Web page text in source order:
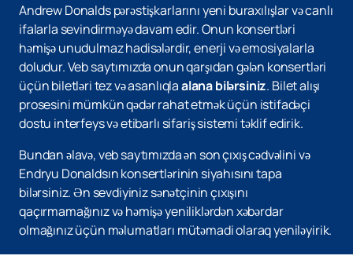
Andrew Donalds pərəstişkarlarını yeni buraxılışlar və canlı
ifalarla sevindirməyə davam edir. Onun konsertləri
həmişə unudulmaz hadisələrdir, enerji və emosiyalarla
doludur. Veb saytımızda onun qarşıdan gələn konsertləri
üçün biletləri tez və asanlıqlaalana bilərsiniz. Bilet alışı
prosesini mümkün qədər rahat etmək üçün istifadəçi
dostu interfeys və etibarlı sifariş sistemi təklif edirik.
Bundan əlavə, veb saytımızda ən son çıxış cədvəlini və
Endryu Donaldsın konsertlərinin siyahısını tapa
bilərsiniz. Ən sevdiyiniz sənətçinin çıxışını
qaçırmamağınız və həmişə yeniliklərdən xəbərdar
olmağınız üçün məlumatları mütəmadi olaraq yeniləyirik.